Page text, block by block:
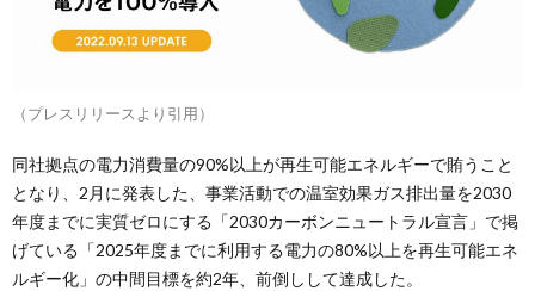
（プレスリリースより引用）
同社拠点の電力消費量の90%以上が再生可能エネルギーで賄うこと
となり、2月に発表した、事業活動での温室効果ガス排出量を2030
年度までに実質ゼロにする「2030カーボンニュートラル宣言」で掲
げている「2025年度までに利用する電力の80%以上を再生可能エネ
ルギー化」の中間目標を約2年、前倒しして達成した。